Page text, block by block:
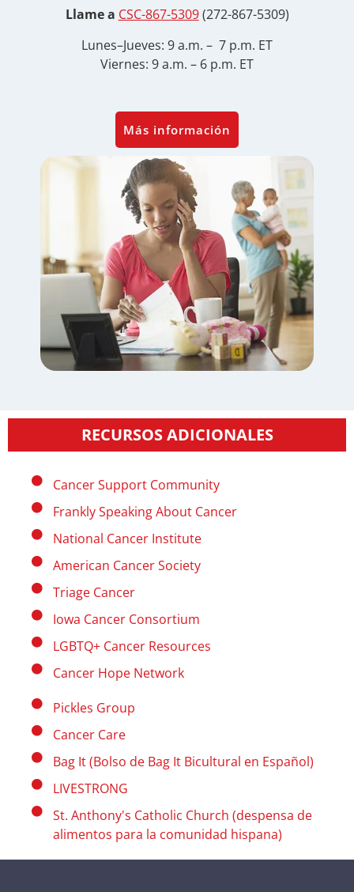
Llame a CSC-867-5309(272-867-5309)
Lunes–Jueves: 9 a.m. – 7 p.m. ET
Viernes: 9 a.m. – 6 p.m. ET
Más información
RECURSOS ADICIONALES
Cancer Support Community
Frankly Speaking About Cancer
National Cancer Institute
American Cancer Society
Triage Cancer
Iowa Cancer Consortium
LGBTQ+ Cancer Resources
Cancer Hope Network
Pickles Group
Cancer Care
Bag It (Bolso de Bag It Bicultural en Español)
LIVESTRONG
St. Anthony's Catholic Church (despensa de
alimentos para la comunidad hispana)